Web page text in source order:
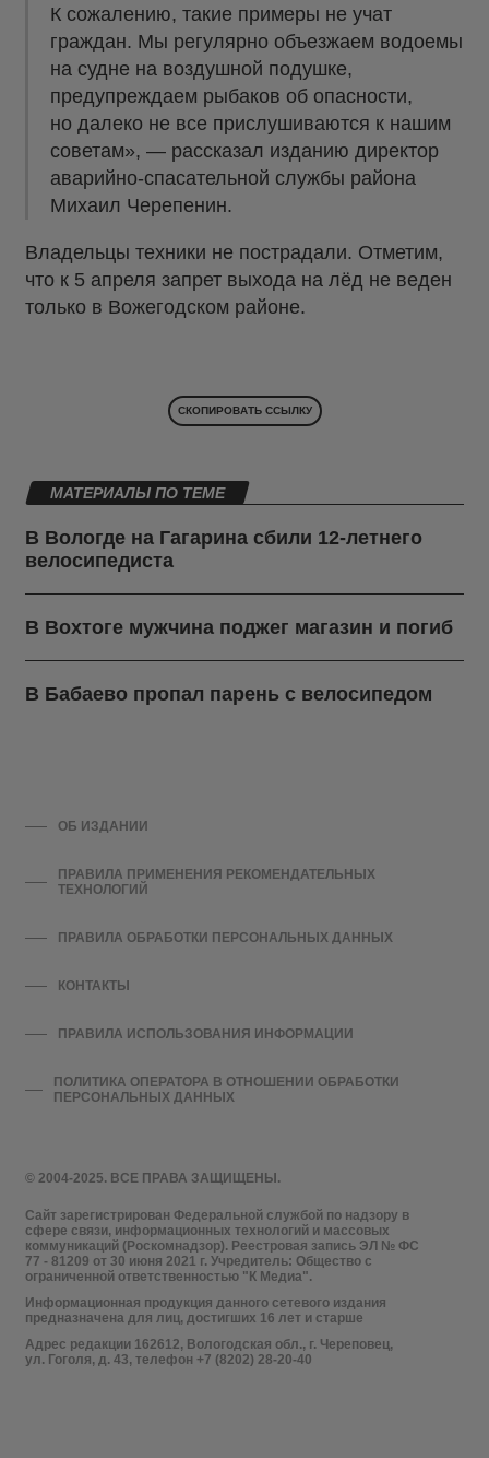
К сожалению, такие примеры не учат
граждан. Мы регулярно объезжаем водоемы
на судне на воздушной подушке,
предупреждаем рыбаков об опасности,
но далеко не все прислушиваются к нашим
советам», — рассказал изданию директор
аварийно-спасательной службы района
Михаил Черепенин.
Владельцы техники не пострадали. Отметим,
что к 5 апреля запрет выхода на лёд не веден
только в Вожегодском районе.
СКОПИРОВАТЬ ССЫЛКУ
МАТЕРИАЛЫ ПО ТЕМЕ
В Вологде на Гагарина сбили 12-летнего
велосипедиста
В Вохтоге мужчина поджег магазин и погиб
В Бабаево пропал парень с велосипедом
© 2004-2025. ВСЕ ПРАВА ЗАЩИЩЕНЫ.
Сайт зарегистрирован Федеральной службой по надзору в
сфере связи, информационных технологий и массовых
коммуникаций (Роскомнадзор). Реестровая запись ЭЛ № ФС
77 - 81209 от 30 июня 2021 г. Учредитель: Общество с
ограниченной ответственностью "К Медиа".
Информационная продукция данного сетевого издания
предназначена для лиц, достигших 16 лет и старше
Адрес редакции 162612, Вологодская обл., г. Череповец,
ул. Гоголя, д. 43, телефон +7 (8202) 28-20-40
ОБ ИЗДАНИИ
ПРАВИЛА ПРИМЕНЕНИЯ РЕКОМЕНДАТЕЛЬНЫХ
ТЕХНОЛОГИЙ
ПРАВИЛА ОБРАБОТКИ ПЕРСОНАЛЬНЫХ ДАННЫХ
КОНТАКТЫ
ПРАВИЛА ИСПОЛЬЗОВАНИЯ ИНФОРМАЦИИ
ПОЛИТИКА ОПЕРАТОРА В ОТНОШЕНИИ ОБРАБОТКИ
ПЕРСОНАЛЬНЫХ ДАННЫХ